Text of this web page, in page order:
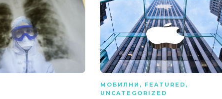
МОБИЛНИ , FEATURED ,
UNCATEGORIZED